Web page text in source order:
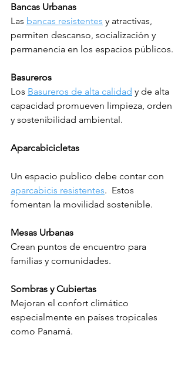
Bancas Urbanas
Las bancas resistentes y atractivas,
permiten descanso, socialización y
permanencia en los espacios públicos.
Basureros
Los Basureros de alta calidad y de alta
capacidad promueven limpieza, orden
y sostenibilidad ambiental.
Aparcabicicletas
Un espacio publico debe contar con
aparcabicis resistentes.  Estos
fomentan la movilidad sostenible.
Mesas Urbanas
Crean puntos de encuentro para
familias y comunidades.
Sombras y Cubiertas
Mejoran el confort climático
especialmente en países tropicales
como Panamá.